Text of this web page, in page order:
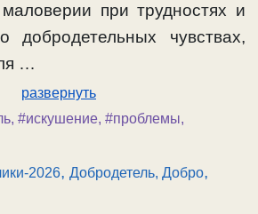
при трудностях и
добродетельных чувствах,
…
развернуть
, #искушение, #проблемы,
2026,Добродетель, Добро,